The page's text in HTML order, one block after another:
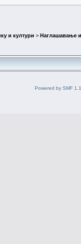
и култури > Наглашавање
Powered by SMF